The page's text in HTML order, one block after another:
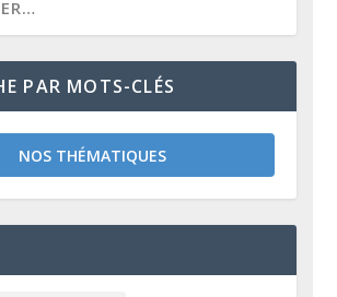
PAR MOTS-CLÉS
NOS THÉMATIQUES